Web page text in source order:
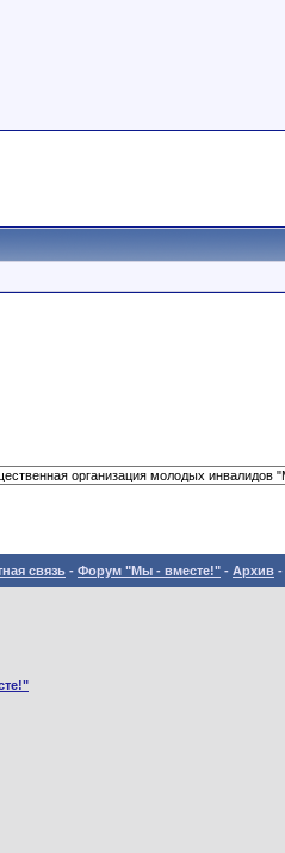
связь - Форум "Мы - вместе!" - Архив -